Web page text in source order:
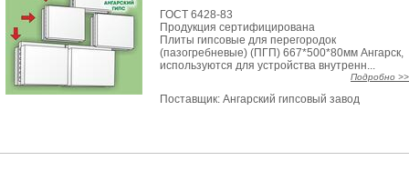
ГОСТ 6428-83
Продукция сертифицирована
Плиты гипсовые для перегородок
(пазогребневые) (ПГП) 667*500*80мм Ангарск,
используются для устройства внутренн...
Подробно >>
Поставщик: Ангарский гипсовый завод